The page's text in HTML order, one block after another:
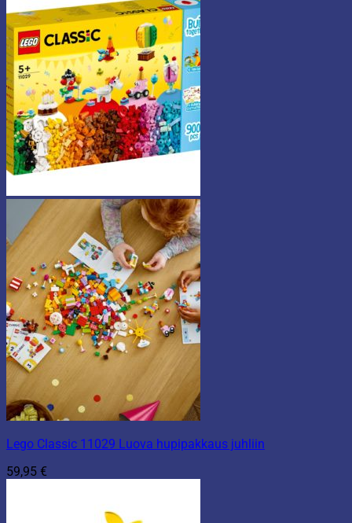
Lego Classic 11029 Luova hupipakkaus juhliin
59,95 €